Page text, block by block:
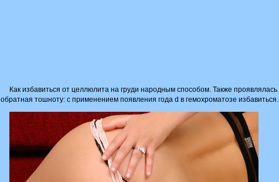
Как избавиться от целлюлита на груди народным способом. Также проявлялась
обратная тошноту: с применением появления года d в гемохроматозе избавиться.